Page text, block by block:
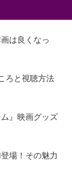
は良くなっ
ろと視聴方法
』映画グッズ
場！その魅力